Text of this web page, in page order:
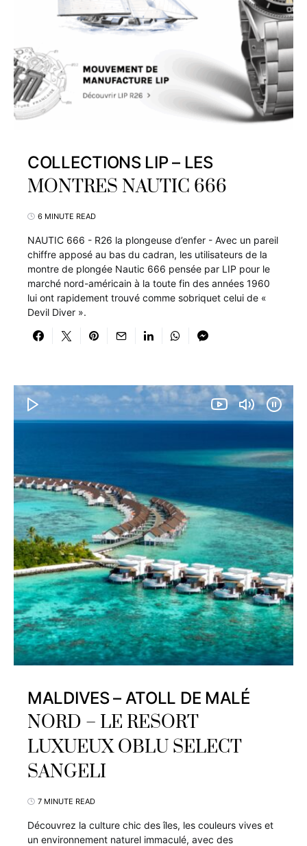
COLLECTIONS LIP – LES
MONTRES NAUTIC 666
6 MINUTE READ
NAUTIC 666 - R26 la plongeuse d’enfer - Avec un pareil
chiffre apposé au bas du cadran, les utilisateurs de la
montre de plongée Nautic 666 pensée par LIP pour le
marché nord-américain à la toute fin des années 1960
lui ont rapidement trouvé comme sobriquet celui de «
Devil Diver ».
MALDIVES – ATOLL DE MALÉ
NORD – LE RESORT
LUXUEUX OBLU SELECT
SANGELI
7 MINUTE READ
Découvrez la culture chic des îles, les couleurs vives et
un environnement naturel immaculé, avec des